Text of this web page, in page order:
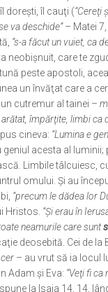
doreşti, îl cauţi (“Cereţi
va deschide”– Matei 7,
“s-a făcut un vuiet, ca
neobişnuit, care te
peste apostoli,
un învăţat care a
cutremur al tainei –
arătat, împărţite, limbi ca
cineva: “Lumina e
geniul acesta al
Limbile tâlcuiesc,
omului. Şi au
“precum le dădea lor
Hristos. “Şi erau în
neamurile care sunt
deosebită. Cei de la
– au vrut să ia locul
Adam şi Eva: “Veţi fi ca
la Isaia 14, 14,